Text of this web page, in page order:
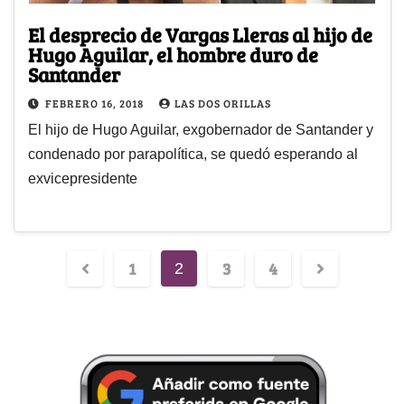
El desprecio de Vargas Lleras al hijo de
Hugo Aguilar, el hombre duro de
Santander
FEBRERO 16, 2018 LAS DOS ORILLAS
El hijo de Hugo Aguilar, exgobernador de Santander y
condenado por parapolítica, se quedó esperando al
exvicepresidente
1 2 3 4